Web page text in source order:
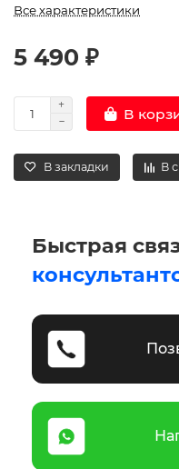
Все характеристики
5 490 ₽
В
В закладки В
Быстрая